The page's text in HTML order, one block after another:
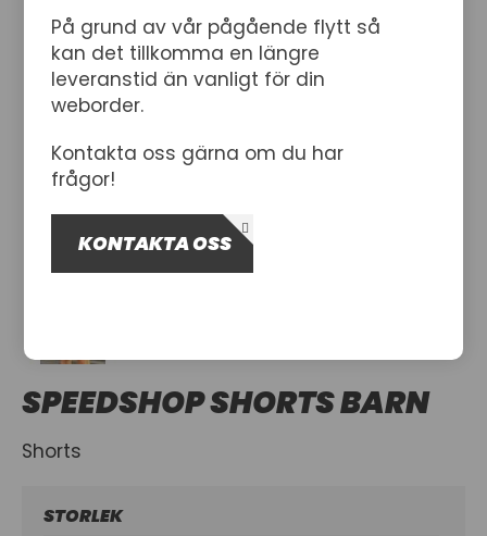
SPEEDSHOP SHORTS BARN
Shorts
STORLEK
På grund av vår pågående flytt så
kan det tillkomma en längre
leveranstid än vanligt för din
weborder.
Kontakta oss gärna om du har
frågor!
KONTAKTA OSS